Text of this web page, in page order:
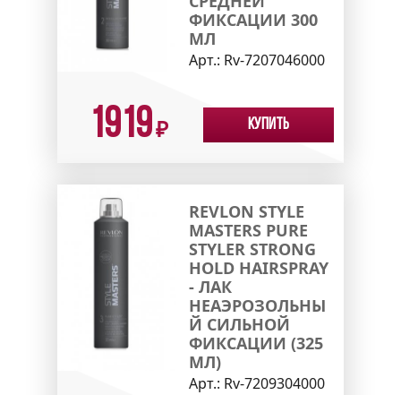
ФИКСАЦИИ 300
МЛ
Арт.: Rv-7207046000
1919₽ Купить
REVLON STYLE
MASTERS PURE
STYLER STRONG
HOLD HAIRSPRAY
- ЛАК
НЕАЭРОЗОЛЬНЫ
Й СИЛЬНОЙ
ФИКСАЦИИ (325
МЛ)
Арт.: Rv-7209304000